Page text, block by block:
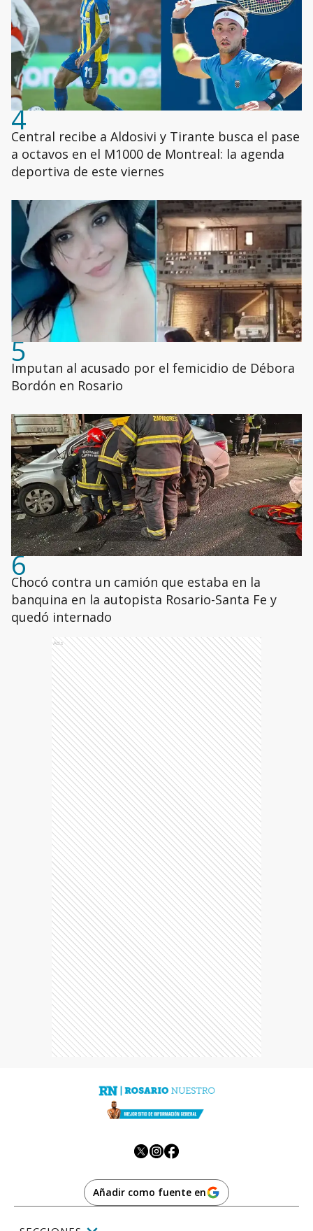
4
Central recibe a Aldosivi y Tirante busca el pase
a octavos en el M1000 de Montreal: la agenda
deportiva de este viernes
5
Imputan al acusado por el femicidio de Débora
Bordón en Rosario
6
Chocó contra un camión que estaba en la
banquina en la autopista Rosario-Santa Fe y
quedó internado
Ads
Añadir como fuente en